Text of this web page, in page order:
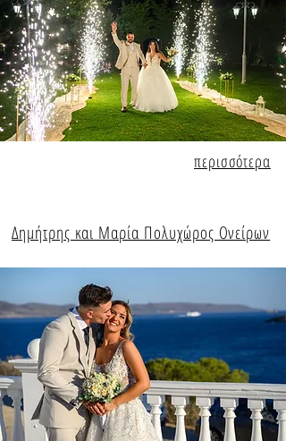
περισσότερα
Δημήτρης και Μαρία Πολυχώρος Ονείρων